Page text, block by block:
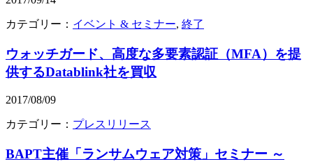
カテゴリー： イベント & セミナー, 終了
ウォッチガード、高度な多要素認証（MFA）を提
供するDatablink社を買収
2017/08/09
カテゴリー： プレスリリース
BAPT主催「ランサムウェア対策」セミナー ～